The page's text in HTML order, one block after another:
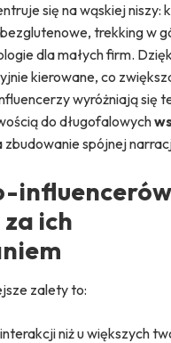
się na wąskiej niszy:
trekking w
dla małych firm.
kierowane, co
wyróżniają się
do długofalowych
zbudowanie spójnej
ich
zalety to:
niż u większych